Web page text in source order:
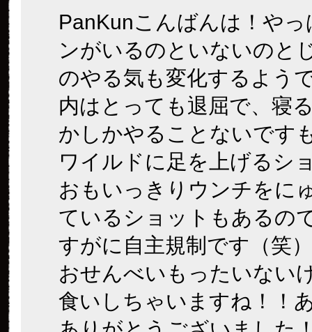
PanKunこんばんは！や
ンがいるのといないのと
のやる気も変化するよう
内はとっても退屈で、寝
かしかやることないです
ワイルドに足を上げるシ
おもいっきりウンチをに
ているショットもあるの
すがに自主規制です（笑）
おせんべいもったいない
食いしちゃいますね！！